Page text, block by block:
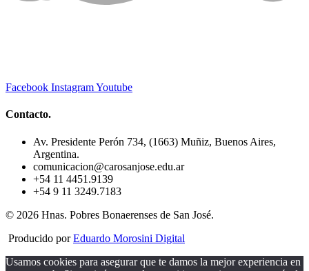
Facebook InstagramYoutube
Contacto.
Av. Presidente Perón 734, (1663) Muñiz, Buenos Aires,
Argentina.
comunicacion@carosanjose.edu.ar
+54 11 4451.9139
+54 9 11 3249.7183
© 2026 Hnas. Pobres Bonaerenses de San José.
Producido porEduardo Morosini Digital
Usamos cookies para asegurar que te damos la mejor experiencia en